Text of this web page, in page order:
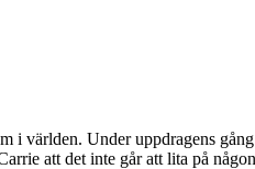
i världen. Under uppdragens
att det inte går att lita på